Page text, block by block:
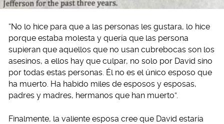
“No lo hice para que a las personas les gustara, lo hice
porque estaba molesta y quería que las persona
supieran que aquellos que no usan cubrebocas son los
asesinos, a ellos hay que culpar, no solo por David sino
por todas estas personas. Él no es el único esposo que
ha muerto. Ha habido miles de esposos y esposas,
padres y madres, hermanos que han muerto”.
Finalmente, la valiente esposa cree que David estaría